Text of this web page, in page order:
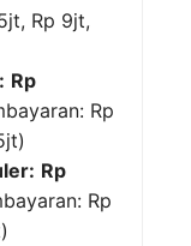
Rp 9jt,
Rp
Rp
Rp
Rp